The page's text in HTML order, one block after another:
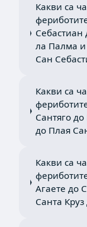
Какви са
Себастиан
ла Палма и
Сан
Какви са
Сантяго
до Плая
Какви са
Агаете до
Санта